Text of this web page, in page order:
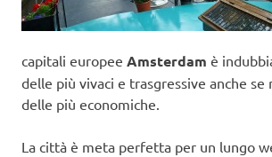
capitali europee Amsterdam è
delle più vivaci e trasgressive anche se
delle più economiche.
La città è meta perfetta per un lungo